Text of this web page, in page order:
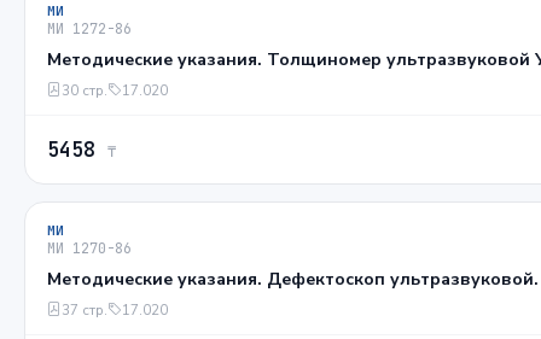
МИ
МИ 1272-86
Методические указания. Толщиномер ультразвуковой
30 стр. 17.020
5458 ₸
МИ
МИ 1270-86
Методические указания. Дефектоскоп
37 стр. 17.020